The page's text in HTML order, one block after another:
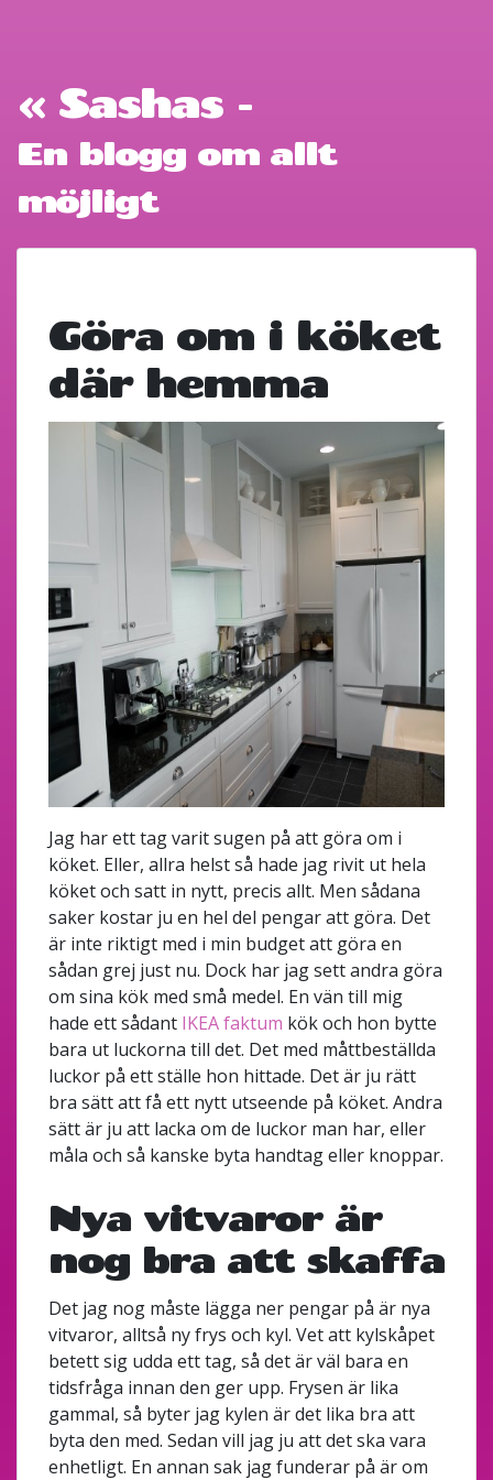
« Sashas -
En blogg om allt
möjligt
Göra om i köket
där hemma
Jag har ett tag varit sugen på att göra om i
köket. Eller, allra helst så hade jag rivit ut hela
köket och satt in nytt, precis allt. Men sådana
saker kostar ju en hel del pengar att göra. Det
är inte riktigt med i min budget att göra en
sådan grej just nu. Dock har jag sett andra göra
om sina kök med små medel. En vän till mig
hade ett sådant IKEA faktum kök och hon bytte
bara ut luckorna till det. Det med måttbeställda
luckor på ett ställe hon hittade. Det är ju rätt
bra sätt att få ett nytt utseende på köket. Andra
sätt är ju att lacka om de luckor man har, eller
måla och så kanske byta handtag eller knoppar.
Nya vitvaror är
nog bra att skaffa
Det jag nog måste lägga ner pengar på är nya
vitvaror, alltså ny frys och kyl. Vet att kylskåpet
betett sig udda ett tag, så det är väl bara en
tidsfråga innan den ger upp. Frysen är lika
gammal, så byter jag kylen är det lika bra att
byta den med. Sedan vill jag ju att det ska vara
enhetligt. En annan sak jag funderar på är om